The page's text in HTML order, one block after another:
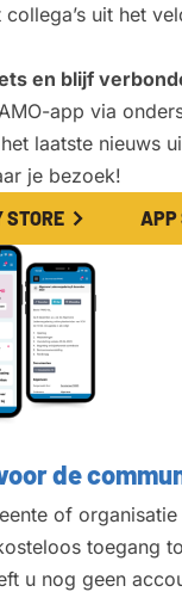
collega’s uit het
en blijf
app via
laatste nieuws
je bezoek!
STORE APP
de
of
toegang
u nog geen